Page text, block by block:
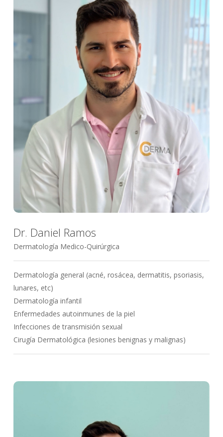
Dr. Daniel Ramos
Dermatología Medico-Quirúrgica
Dermatología general (acné, rosácea, dermatitis, psoriasis,
lunares, etc)
Dermatología infantil
Enfermedades autoinmunes de la piel
Infecciones de transmisión sexual
Cirugía Dermatológica (lesiones benignas y malignas)